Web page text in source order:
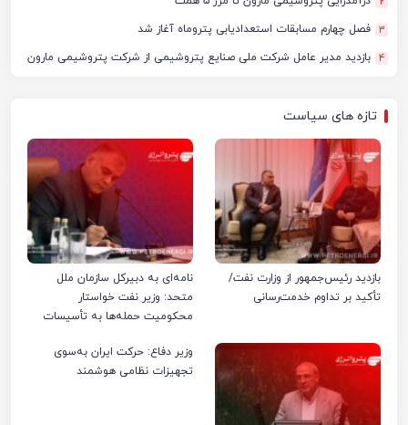
3 فصل چهارم مسابقات استعدادیابی پتروماه آغاز شد
4 بازدید مدیر عامل شرکت ملی صنایع پتروشیمی از شرکت پتروشیمی مارون
تازه های سیاست
بازدید رئیس‌جمهور از وزارت نفت/
تأکید بر تداوم خدمت‌رسانی
نامه‌ای به دبیرکل سازمان ملل
متحد: وزیر نفت خواستار
محکومیت حمله‌ها به تأسیسات
وزیر دفاع: حرکت ایران به‌سوی
تجهیزات نظامی هوشمند